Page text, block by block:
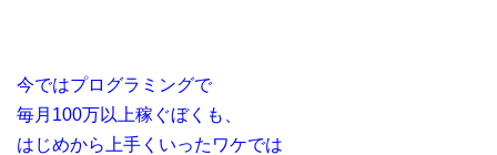
今ではプログラミングで
毎月100万以上稼ぐぼくも、
はじめから上手くいったワケでは